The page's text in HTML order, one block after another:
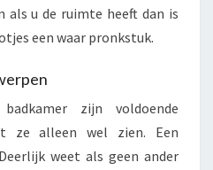
als u de ruimte heeft dan is
een waar pronkstuk.
zijn voldoende
ze alleen wel zien. Een
weet als geen ander